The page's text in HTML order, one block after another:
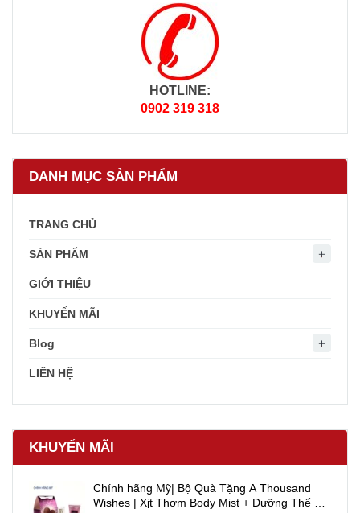
HOTLINE:
0902 319 318
DANH MỤC SẢN PHẨM
TRANG CHỦ
SẢN PHẨM
GIỚI THIỆU
KHUYẾN MÃI
Blog
LIÊN HỆ
KHUYẾN MÃI
Chính hãng Mỹ| Bộ Quà Tặng A Thousand
Wishes | Xịt Thơm Body Mist + Dưỡng Thể +